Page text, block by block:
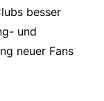
besser
und
neuer Fans